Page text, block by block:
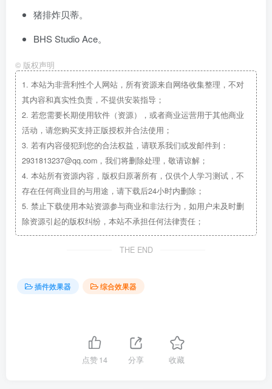
猪排炸贝蒂。
BHS Studio Ace。
© 版权声明
1. 本站为非营利性个人网站，所有资源来自网络收集整理，不对
其内容和真实性负责，不提供安装指导；
2. 若您需要长期使用软件（资源），或者商业运营用于其他商业
活动，请您购买支持正版授权并合法使用；
3. 若有内容侵犯到您的合法权益，请联系我们或发邮件到：
2931813237@qq.com，我们将删除处理，敬请谅解；
4. 本站所有资源内容，版权归原著所有，仅供个人学习测试，不
存在任何商业目的与用途，请下载后24小时内删除；
5. 禁止下载使用本站资源参与商业和非法行为，如用户未及时删
除资源引起的版权纠纷，本站不承担任何法律责任；
THE END
插件效果器 综合效果器
点赞14 分享 收藏